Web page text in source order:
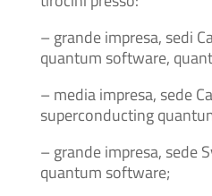
– grande impresa, sedi
quantum software,
– media impresa, sede
superconducting
– grande impresa, sede
quantum software;